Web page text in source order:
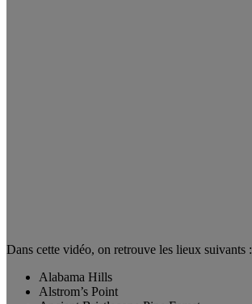
Dans cette vidéo, on retrouve les lieux suivants :
Alabama Hills
Alstrom’s Point